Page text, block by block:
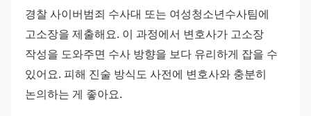
경찰 사이버범죄 수사대 또는 여성청소년수사팀에
고소장을 제출해요. 이 과정에서 변호사가 고소장
작성을 도와주면 수사 방향을 보다 유리하게 잡을 수
있어요. 피해 진술 방식도 사전에 변호사와 충분히
논의하는 게 좋아요.